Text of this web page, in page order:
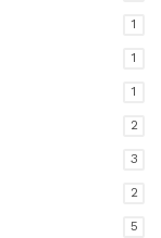
1
1
1
2
3
2
5